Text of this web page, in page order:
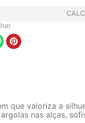
que valoriza a
nas alças,